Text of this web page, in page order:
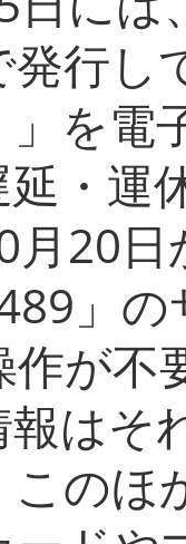
発行し
を電
・運
月20
」
が不
はそ
のほ